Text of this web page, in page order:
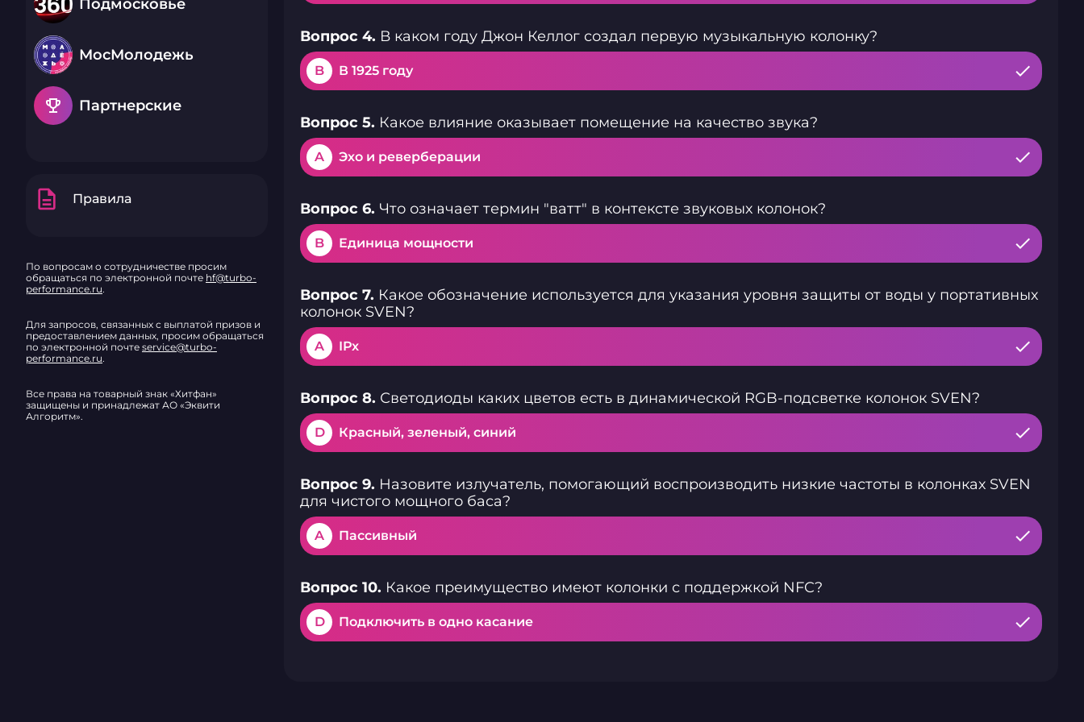
Подмосковье
МосМолодежь
emoji_events Партнерские
description Правила
По вопросам о сотрудничестве просим
обращаться по электронной почте hf@turbo-
performance.ru.
Для запросов, связанных с выплатой призов и
предоставлением данных, просим обращаться
по электронной почте service@turbo-
performance.ru.
Все права на товарный знак «Хитфан»
защищены и принадлежат АО «Эквити
Алгоритм».
аккумулятор на 2200 мА·ч
обеспечит вам долгие часы
музыки без перерыва. SVEN
PS-315 — это колонка для тех,
кто ценит универсальность и
компромиссы.
Вопрос 4. В каком году Джон Келлог создал первую музыкальную колонку?
B В 1925 году
Вопрос 5. Какое влияние оказывает помещение на качество звука?
A Эхо и реверберации
Вопрос 6. Что означает термин "ватт" в контексте звуковых колонок?
B Единица мощности
Вопрос 7. Какое обозначение используется для указания уровня защиты от воды у портативных
колонок SVEN?
A IPx
Вопрос 8. Светодиоды каких цветов есть в динамической RGB-подсветке колонок SVEN?
D Красный, зеленый, синий
Вопрос 9. Назовите излучатель, помогающий воспроизводить низкие частоты в колонках SVEN
для чистого мощного баса?
A Пассивный
Вопрос 10. Какое преимущество имеют колонки с поддержкой NFC?
D Подключить в одно касание